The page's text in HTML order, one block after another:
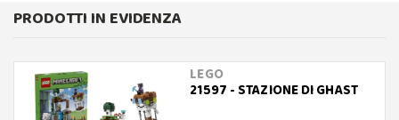
PRODOTTI IN EVIDENZA
LEGO
21597 - STAZIONE DI GHAST